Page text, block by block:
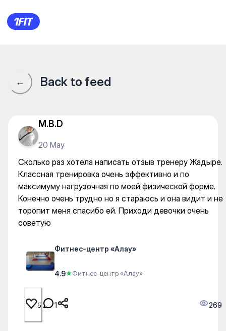
Фитнес-центр «Алау» —
← Back to feed
M.B.D
20 May
Сколько раз хотела написать отзыв тренеру Жадыре.
Классная тренировка очень эффективно и по
максимуму нагрузочная по моей физической форме.
Конечно очень трудно но я стараюсь и она видит и не
торопит меня спасибо ей. Приходи девочки очень
советую
Фитнес-центр «Алау»
4.9★Фитнес-центр «Алау»
5 1 269